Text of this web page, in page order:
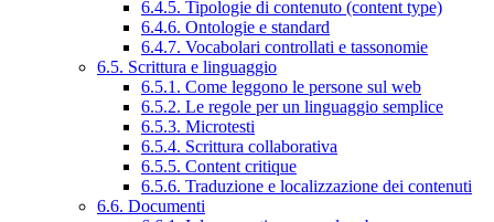
6.4.5. Tipologie di contenuto (content type)
6.4.6. Ontologie e standard
6.4.7. Vocabolari controllati e tassonomie
6.5. Scrittura e linguaggio
6.5.1. Come leggono le persone sul web
6.5.2. Le regole per un linguaggio semplice
6.5.3. Microtesti
6.5.4. Scrittura collaborativa
6.5.5. Content critique
6.5.6. Traduzione e localizzazione dei contenuti
6.6. Documenti